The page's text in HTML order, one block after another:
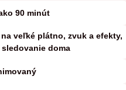
90 minút
veľké plátno, zvuk a efekty,
doma